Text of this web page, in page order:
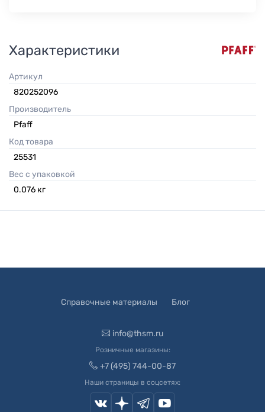
Характеристики
Артикул
820252096
Производитель
Pfaff
Код товара
25531
Вес с упаковкой
0.076 кг
Справочные материалы Блог
info@thsm.ru
Розничные магазины:
+7 (495) 744-00-87
Наши страницы в соцсетях: